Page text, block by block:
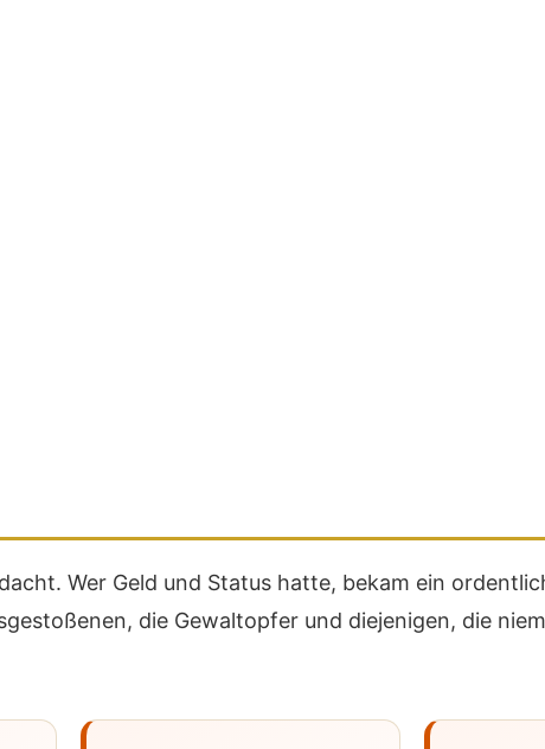
Wer Geld und Status hatte, bekam ein
die Gewaltopfer und diejenigen, die